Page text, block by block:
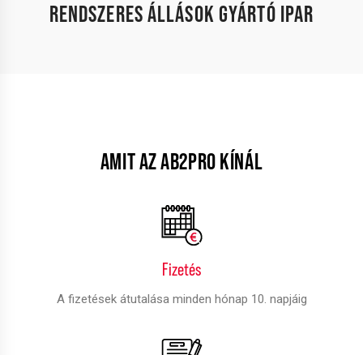
RENDSZERES ÁLLÁSOK GYÁRTÓ IPAR
AMIT AZ AB2PRO KÍNÁL
Fizetés
A fizetések átutalása minden hónap 10. napjáig